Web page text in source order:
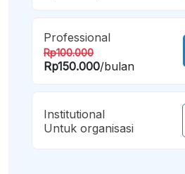
Professional
Rp100.000
Rp150.000/bulan
Institutional
Untuk organisasi